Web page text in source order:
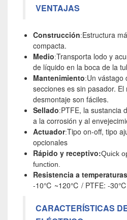
VENTAJAS
Construcción:Estructura
compacta.
Medio:Transporta lodo y
de líquido en la boca de la
Mantenimiento:Un vástago
secciones es sin pasador.
desmontaje son fáciles.
Sellado:PTFE, la sustancia
a la corrosión y al
Actuador:Tipo on-off, tipo
opcionales
Rápido y receptivo:Quick
function.
Resistencia a
-10℃ ~120℃ / PTFE: -
CARACTERÍSTICAS